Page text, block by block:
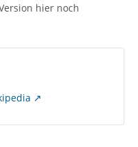
hier noch